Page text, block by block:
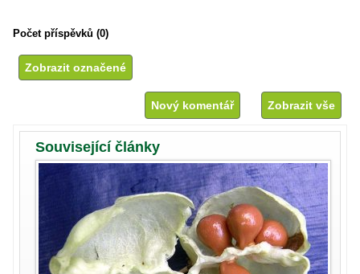
Počet příspěvků (0)
Nový komentář Zobrazit vše
Související články